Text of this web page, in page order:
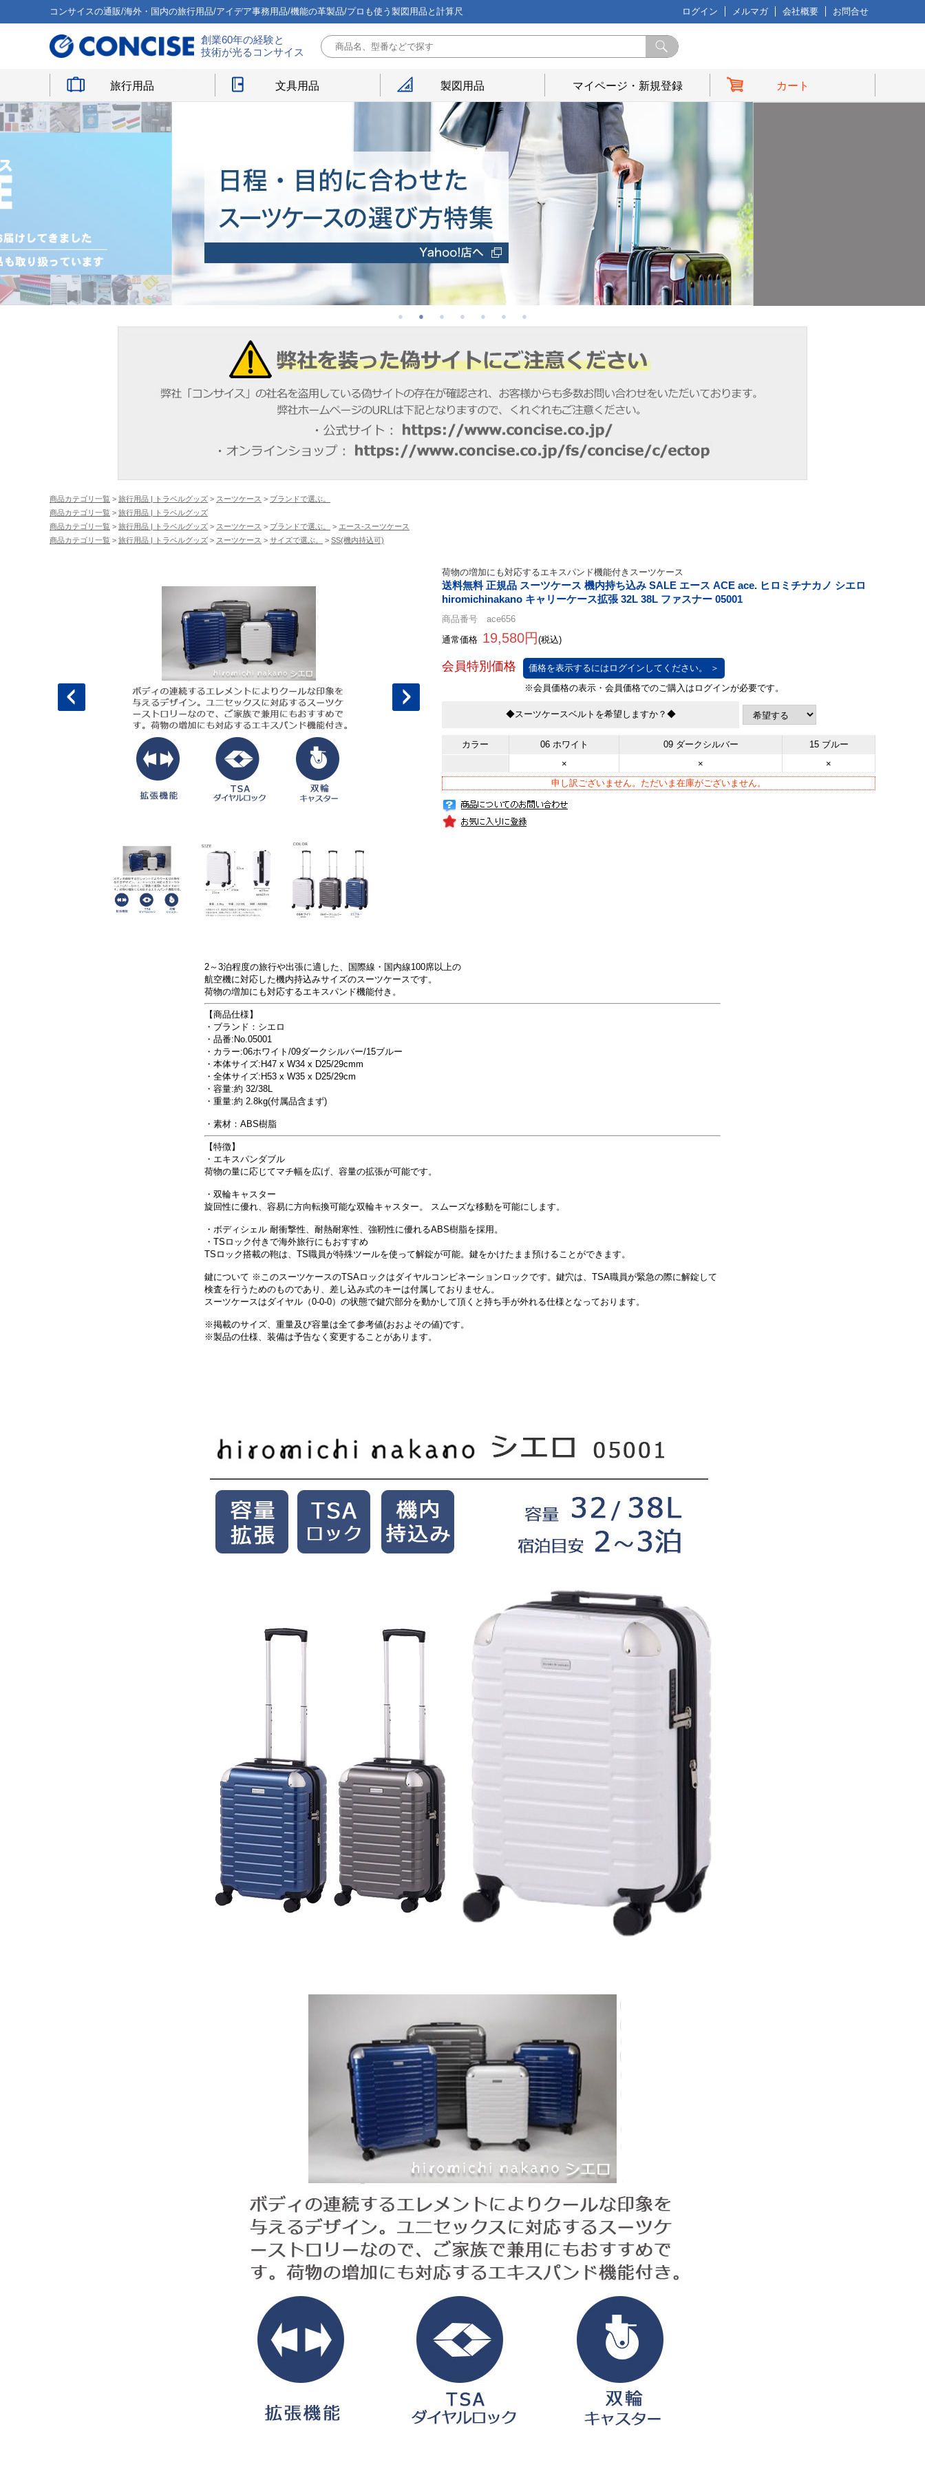
コンサイスの通販/海外・国内の旅行用品/アイデア事務用品/機能の革製品/プロも使う製図用品と計算尺 ログイン メルマガ 会社概要 お問合せ
創業60年の経験と
技術が光るコンサイス
旅行用品 文具用品 製図用品 マイページ・新規登録 カート
商品カテゴリ一覧 > 旅行用品 | トラベルグッズ > スーツケース > ブランドで選ぶ。
商品カテゴリ一覧 > 旅行用品 | トラベルグッズ
商品カテゴリ一覧 > 旅行用品 | トラベルグッズ > スーツケース > ブランドで選ぶ。 > エース-スーツケース
商品カテゴリ一覧 > 旅行用品 | トラベルグッズ > スーツケース > サイズで選ぶ。 > SS(機内持込可)
荷物の増加にも対応するエキスパンド機能付きスーツケース
送料無料 正規品 スーツケース 機内持ち込み SALE エース ACE ace. ヒロミチナカノ シエロ
hiromichinakano キャリーケース拡張 32L 38L ファスナー 05001
商品番号 ace656
通常価格 19,580円 (税込)
価格を表示するにはログインしてください。 ＞
◆スーツケースベルトを希望しますか？◆
カラー 06 ホワイト 09 ダークシルバー
15 ブルー
×
×
×
申し訳ございません。ただいま在庫がございません。
2～3泊程度の旅行や出張に適した、国際線・国内線100席以上の
航空機に対応した機内持込みサイズのスーツケースです。
荷物の増加にも対応するエキスパンド機能付き。
【商品仕様】
・ブランド：シエロ
・品番:No.05001
・カラー:06ホワイト/09ダークシルバー/15ブルー
・本体サイズ:H47 x W34 x D25/29cmm
・全体サイズ:H53 x W35 x D25/29cm
・容量:約 32/38L
・重量:約 2.8kg(付属品含まず)
・素材：ABS樹脂
【特徴】
・エキスパンダブル
荷物の量に応じてマチ幅を広げ、容量の拡張が可能です。
・双輪キャスター
旋回性に優れ、容易に方向転換可能な双輪キャスター。 スムーズな移動を可能にします。
・ボディシェル 耐衝撃性、耐熱耐寒性、強靭性に優れるABS樹脂を採用。
・TSロック付きで海外旅行にもおすすめ
TSロック搭載の鞄は、TS職員が特殊ツールを使って解錠が可能。鍵をかけたまま預けることができます。
鍵について ※このスーツケースのTSAロックはダイヤルコンビネーションロックです。鍵穴は、TSA職員が緊急の際に解錠して
検査を行うためのものであり、差し込み式のキーは付属しておりません。
スーツケースはダイヤル（0-0-0）の状態で鍵穴部分を動かして頂くと持ち手が外れる仕様となっております。
※掲載のサイズ、重量及び容量は全て参考値(おおよその値)です。
※製品の仕様、装備は予告なく変更することがあります。